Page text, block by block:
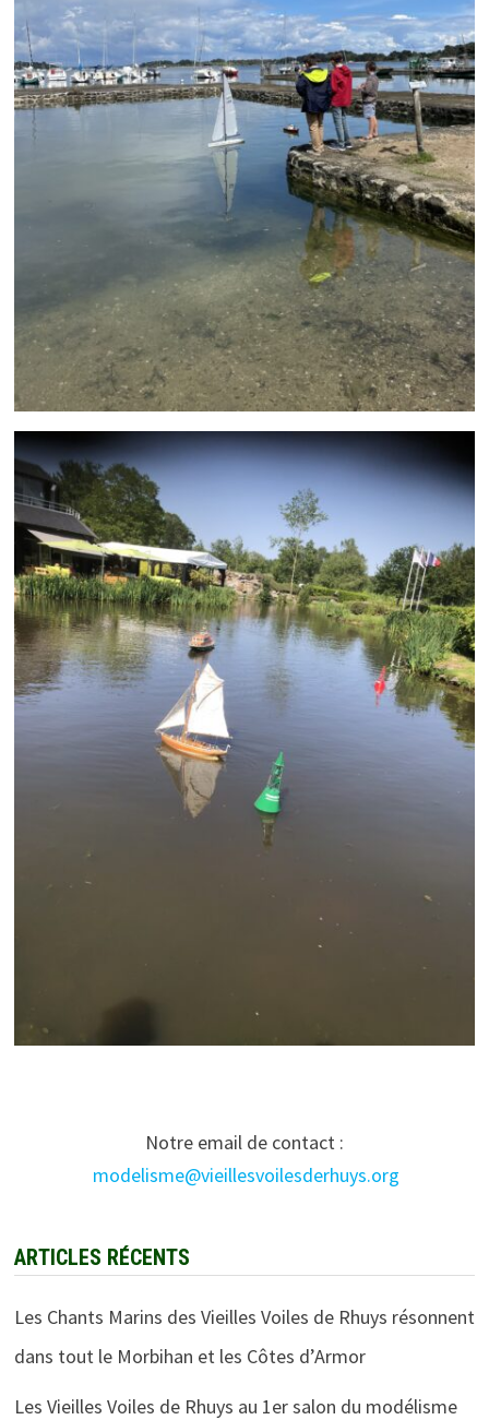
Notre email de contact :
modelisme@vieillesvoilesderhuys.org
ARTICLES RÉCENTS
Les Chants Marins des Vieilles Voiles de Rhuys résonnent
dans tout le Morbihan et les Côtes d’Armor
Les Vieilles Voiles de Rhuys au 1er salon du modélisme